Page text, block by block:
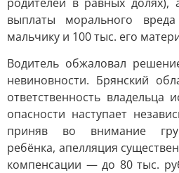
выплаты морального
мальчику и 100 тыс. его
Водитель обжаловал
невиновности. Брянский
ответственность владельца
опасности наступает
приняв во внимание
ребёнка, апелляция
компенсации — до 80 тыс.